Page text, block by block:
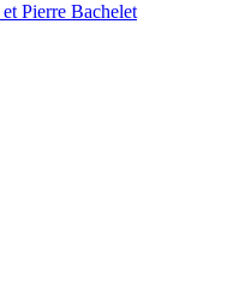
Pierre Bachelet